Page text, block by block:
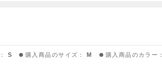
S 購入商品のサイズ： M 購入商品のカラー：